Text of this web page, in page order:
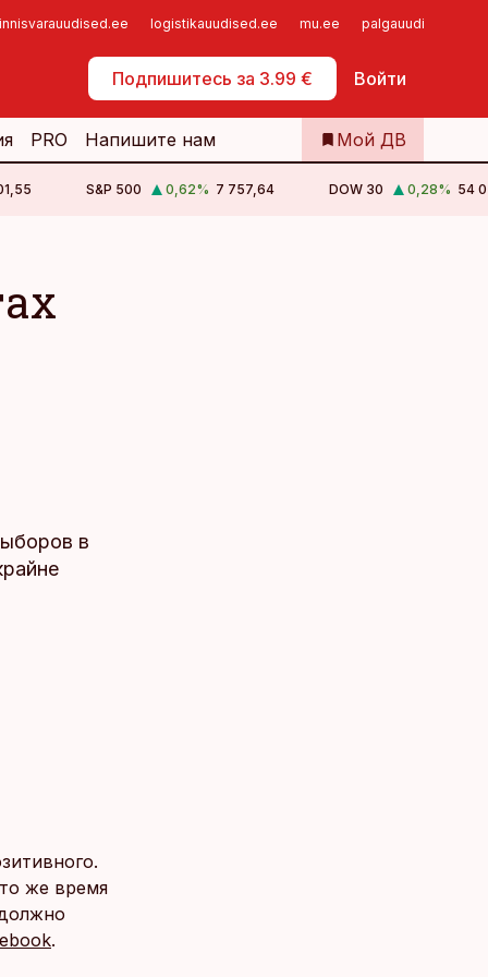
logistikauudised.ee mu.ee palgauudised.ee
Подпишитесь за 3.99 € Войти
Самообслуживание
PRO Напишите нам Мой ДВ
S&P 500 0,62% 7 757,64 DOW 30 0,28% 54
в
же время
.